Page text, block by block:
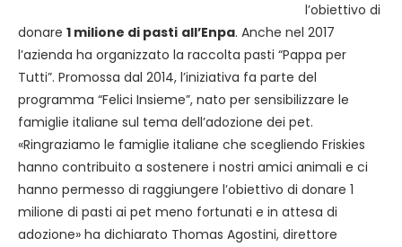
l’obiettivo di
donare 1 milione di pasti all’Enpa. Anche nel 2017
l’azienda ha organizzato la raccolta pasti “Pappa per
Tutti”. Promossa dal 2014, l’iniziativa fa parte del
programma “Felici Insieme”, nato per sensibilizzare le
famiglie italiane sul tema dell’adozione dei pet.
«Ringraziamo le famiglie italiane che scegliendo Friskies
hanno contribuito a sostenere i nostri amici animali e ci
hanno permesso di raggiungere l’obiettivo di donare 1
milione di pasti ai pet meno fortunati e in attesa di
adozione» ha dichiarato Thomas Agostini, direttore